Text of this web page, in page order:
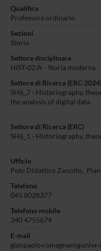
Qualifica
Professore ordinario
Sezioni
Storia
Settore disciplinare
HIST-02/A - Storia moderna
Settore di Ricerca (ERC-2024)
SH6_7 - Historiography,
the analysis of digital data
Settore di Ricerca (ERC)
SH6_1 - Historiography,
Ufficio
Polo Didattico Zanotto,
Telefono
045 8028377
Telefono mobile
340 4755674
E-mail
gianpaolo romagnani univr